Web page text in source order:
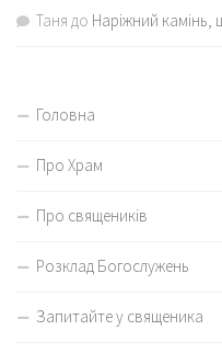
Таня до Наріжний камінь,
Головна
Про Храм
Про священиків
Розклад Богослужень
Запитайте у священика